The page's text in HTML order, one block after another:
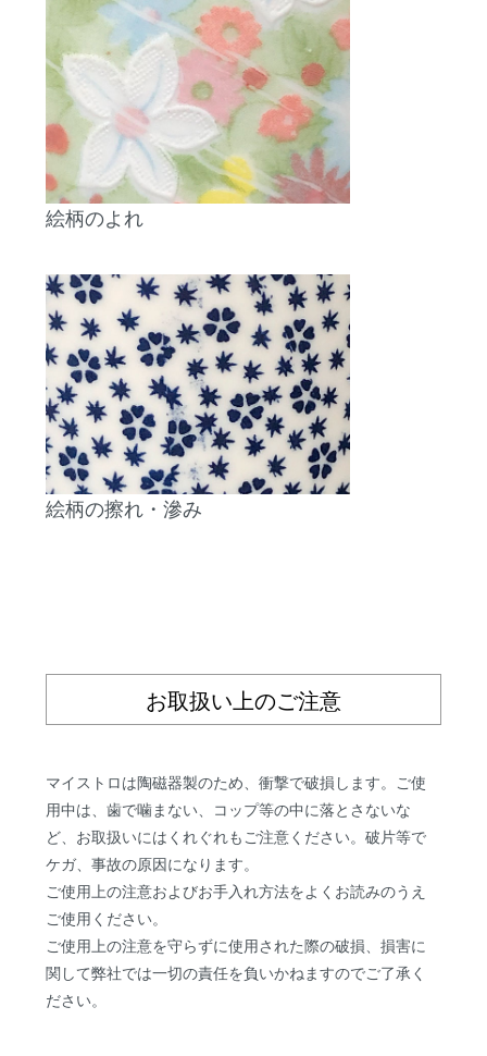
絵柄のよれ
絵柄の擦れ・滲み
お取扱い上のご注意
マイストロは陶磁器製のため、衝撃で破損します。ご使
用中は、歯で噛まない、コップ等の中に落とさないな
ど、お取扱いにはくれぐれもご注意ください。破片等で
ケガ、事故の原因になります。
ご使用上の注意およびお手入れ方法をよくお読みのうえ
ご使用ください。
ご使用上の注意を守らずに使用された際の破損、損害に
関して弊社では一切の責任を負いかねますのでご了承く
ださい。